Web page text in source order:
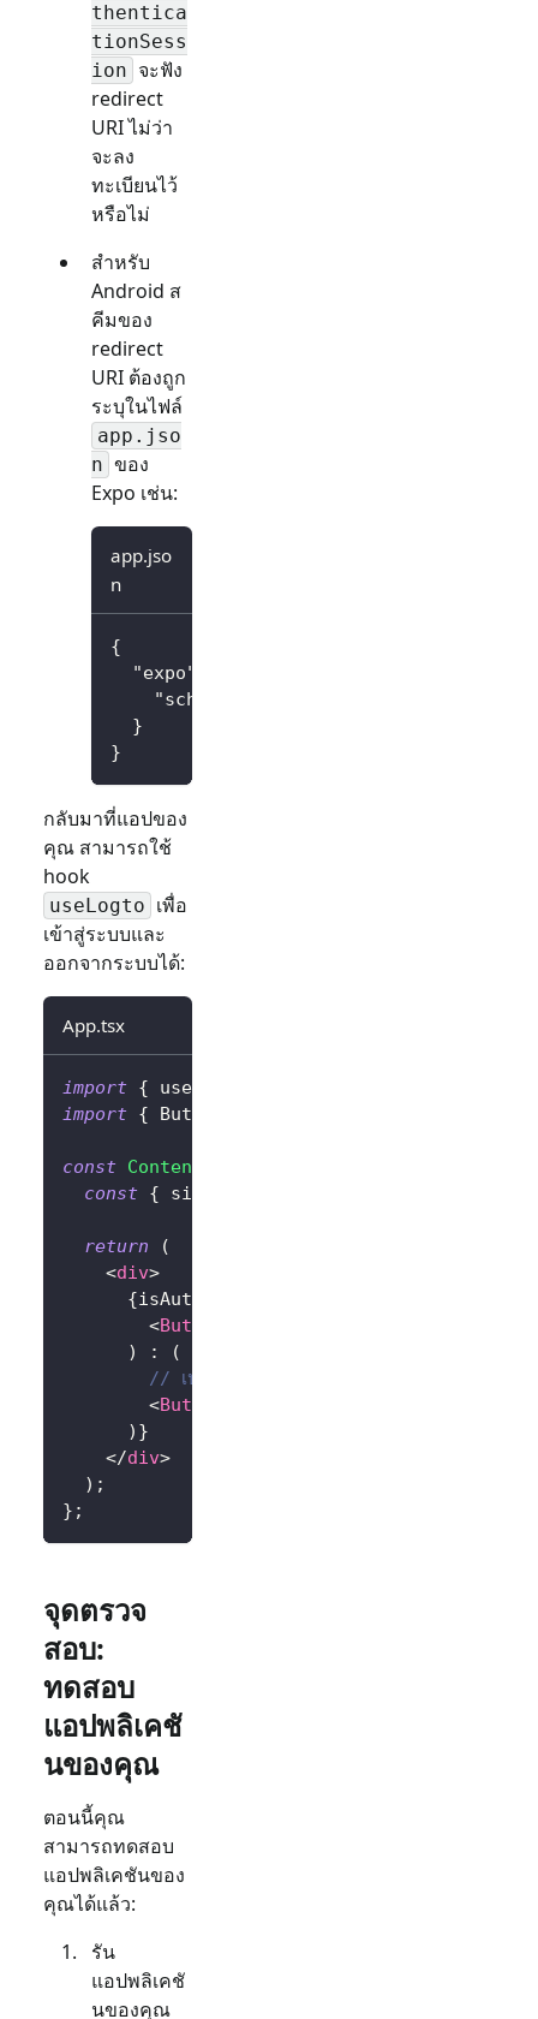
thentica
tionSess
ion จะฟัง
redirect
URI ไม่ว่า
จะลง
ทะเบียนไว้
หรือไม่
สำหรับ
Android ส
คีมของ
redirect
URI ต้องถูก
ระบุในไฟล์
app.jso
n ของ
Expo เช่น:
app.jso
n
{
"expo"
"scheme"
}
}
กลับมาที่แอปของ
คุณ สามารถใช้
hook
useLogto เพื่อ
เข้าสู่ระบบและ
ออกจากระบบได้:
App.tsx
import { useLogto
import { Button
const Content
const { signIn
return
(
<div>
{isAuthenticated
<Button
)
:
(
// เปลี่ยน redirect URI เป็นของคุณเอง
<Button
) }
</div>
) ;
} ;
จุดตรวจ
สอบ:
ทดสอบ
แอปพลิเคชั
นของคุณ
ตอนนี้คุณ
สามารถทดสอบ
แอปพลิเคชันของ
คุณได้แล้ว:
รัน
แอปพลิเคชั
นของคุณ